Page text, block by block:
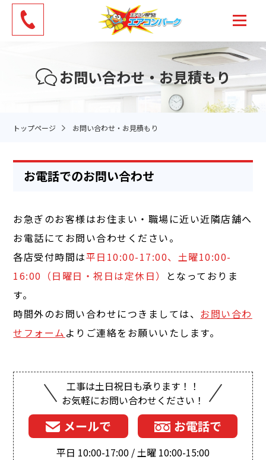
お問い合わせ・お見積もり
トップページ お問い合わせ・お見積もり
お電話でのお問い合わせ
お急ぎのお客様はお住まい・職場に近い近隣店舗へ
お電話にてお問い合わせください。
各店受付時間は平日10:00-17:00、土曜10:00-
16:00（日曜日・祝日は定休日）
となっておりま
す。
時間外のお問い合わせにつきましては、 お問い合わ
せフォーム よりご連絡をお願いいたします。
工事は土日祝日も承ります！！
お気軽にお問い合わせください！
メールで お電話で
平日 10:00-17:00 / 土曜 10:00-15:00